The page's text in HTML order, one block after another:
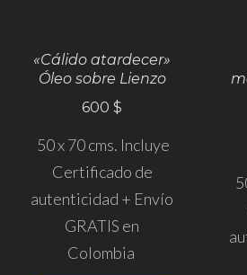
«Cálido atardecer»
Óleo sobre Lienzo
600$
50 x 70 cms. Incluye
Certificado de
autenticidad + Envío
GRATIS en
Colombia